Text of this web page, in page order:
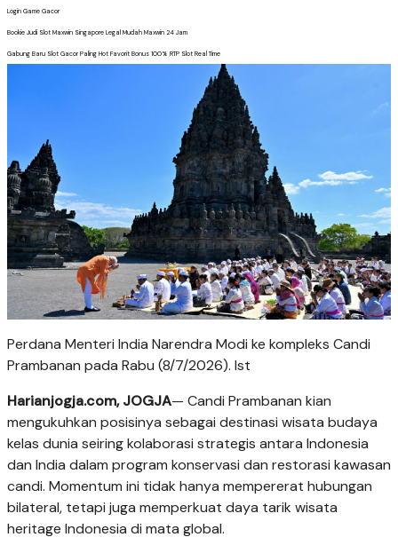
Login Game Gacor
Bookie Judi Slot Maxwin Singapore Legal Mudah Maxwin 24 Jam
Gabung Baru Slot Gacor Paling Hot Favorit Bonus 100% RTP Slot Real Time
Perdana Menteri India Narendra Modi ke kompleks Candi
Prambanan pada Rabu (8/7/2026). Ist
Harianjogja.com, JOGJA— Candi Prambanan kian
mengukuhkan posisinya sebagai destinasi wisata budaya
kelas dunia seiring kolaborasi strategis antara Indonesia
dan India dalam program konservasi dan restorasi kawasan
candi. Momentum ini tidak hanya mempererat hubungan
bilateral, tetapi juga memperkuat daya tarik wisata
heritage Indonesia di mata global.